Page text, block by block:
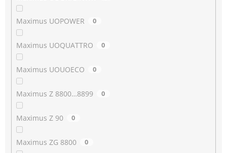
Maximus UOPOWER 0
Maximus UOQUATTRO 0
Maximus UOUOECO 0
Maximus Z 8800…8899 0
Maximus Z 90 0
Maximus ZG 8800 0